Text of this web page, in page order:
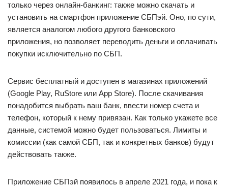
только через онлайн-банкинг: также можно скачать и
установить на смартфон приложение СБПэй. Оно, по сути,
является аналогом любого другого банковского
приложения, но позволяет переводить деньги и оплачивать
покупки исключительно по СБП.
Сервис бесплатный и доступен в магазинах приложений
(Google Play, RuStore или App Store). После скачивания
понадобится выбрать ваш банк, ввести номер счета и
телефон, который к нему привязан. Как только укажете все
данные, системой можно будет пользоваться. Лимиты и
комиссии (как самой СБП, так и конкретных банков) будут
действовать также.
Приложение СБПэй появилось в апреле 2021 года, и пока к